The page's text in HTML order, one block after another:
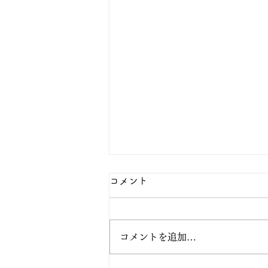
コメント
コメントを追加…